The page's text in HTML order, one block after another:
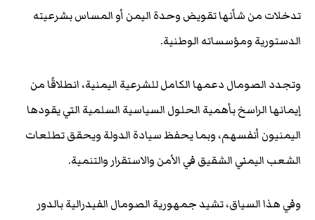
تدخلات من شأنها تقويض وحدة اليمن أو المساس بشرعيته
الدستورية ومؤسساته الوطنية.
وتجدد الصومال دعمها الكامل للشرعية اليمنية، انطلاقًا من
إيمانها الراسخ بأهمية الحلول السياسية السلمية التي يقودها
اليمنيون أنفسهم، وبما يحفظ سيادة الدولة ويحقق تطلعات
الشعب اليمني الشقيق في الأمن والاستقرار والتنمية.
وفي هذا السياق، تشيد جمهورية الصومال الفيدرالية بالدور